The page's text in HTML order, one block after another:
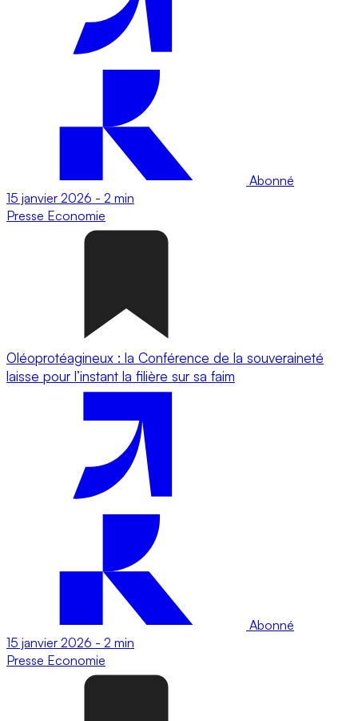
Abonné
15 janvier 2026 - 2 min
Presse Economie
Oléoprotéagineux : la Conférence de la souveraineté
laisse pour l’instant la filière sur sa faim
Abonné
15 janvier 2026 - 2 min
Presse Economie